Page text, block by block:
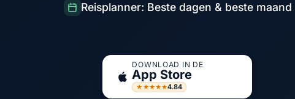
Reisplanner: Beste dagen & beste maand
DOWNLOAD IN DE
App Store
★★★★★4.84